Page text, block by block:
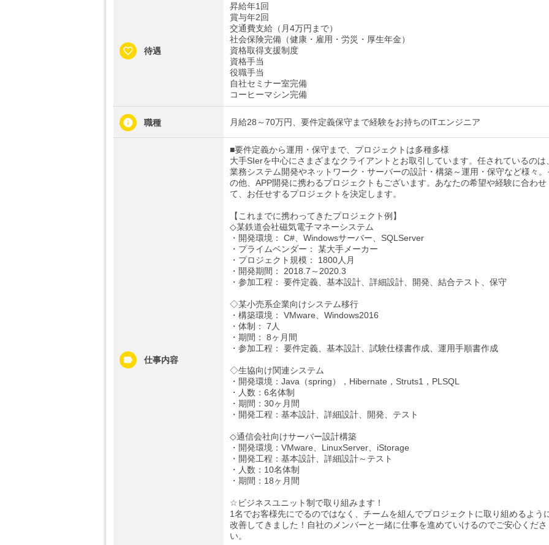
待遇
昇給年1回
賞与年2回
交通費支給（月4万円まで）
社会保険完備（健康・雇用・労災・厚生年金）
資格取得支援制度
資格手当
役職手当
自社セミナー室完備
コーヒーマシン完備
職種 月給28～70万円、要件定義保守まで経験をお持ちのITエンジニア
仕事内容
■要件定義から運用・保守まで、プロジェクトは多種多様
大手SIerを中心にさまざまなクライアントとお取引しています。任されているのは
業務システム開発やネットワーク・サーバーの設計・構築～運用・保守など様々。
の他、APP開発に携わるプロジェクトもございます。あなたの希望や経験に合わせ
て、お任せするプロジェクトを決定します。
【これまでに携わってきたプロジェクト例】
◇某鉄道会社磁気電子マネーシステム
・開発環境： C#、Windowsサーバー、SQLServer
・プライムベンダー： 某大手メーカー
・プロジェクト規模： 1800人月
・開発期間： 2018.7～2020.3
・参加工程： 要件定義、基本設計、詳細設計、開発、結合テスト、保守
◇某小売系企業向けシステム移行
・構築環境： VMware、Windows2016
・体制： 7人
・期間： 8ヶ月間
・参加工程： 要件定義、基本設計、試験仕様書作成、運用手順書作成
◇生協向け関連システム
・開発環境：Java（spring），Hibernate，Struts1，PLSQL
・人数：6名体制
・期間：30ヶ月間
・開発工程：基本設計、詳細設計、開発、テスト
◇通信会社向けサーバー設計構築
・開発環境：VMware、LinuxServer、iStorage
・開発工程：基本設計、詳細設計～テスト
・人数：10名体制
・期間：18ヶ月間
☆ビジネスユニット制で取り組みます！
1名でお客様先にでるのではなく、チームを組んでプロジェクトに取り組めるよう
改善してきました！自社のメンバーと一緒に仕事を進めていけるのでご安心くださ
い。